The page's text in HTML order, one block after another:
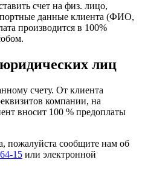
счет на физ. лицо,
данные клиента (ФИО,
производится в 100%
лиц
счету. От клиента
компании, на
вносит 100 % предоплаты
пожалуйста сообщите нам об
15 или электронной